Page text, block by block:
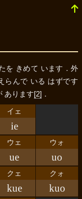
を きめて います．外
らんで いる はずです
あります[2] ．
イェ
ie
ウェ ウォ
ue uo
クェ クォ
kue kuo